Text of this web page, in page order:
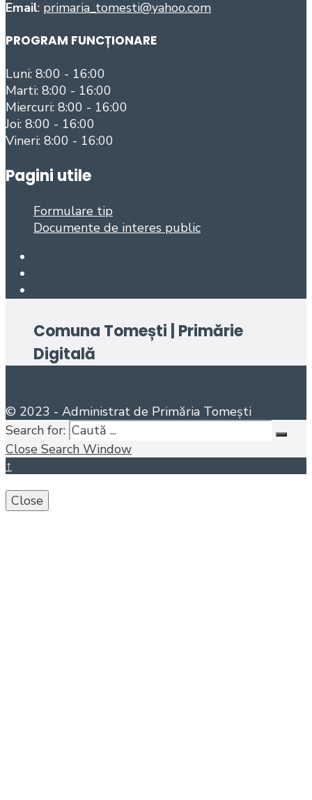
Email: primaria_tomesti@yahoo.com
PROGRAM FUNCȚIONARE
Luni: 8:00 - 16:00
Marti: 8:00 - 16:00
Miercuri: 8:00 - 16:00
Joi: 8:00 - 16:00
Vineri: 8:00 - 16:00
Pagini utile
Formulare tip
Documente de interes public
Comuna Tomești | Primărie
Digitală
© 2023 - Administrat de Primăria Tomești
Search for:
Close Search Window
↑
Close